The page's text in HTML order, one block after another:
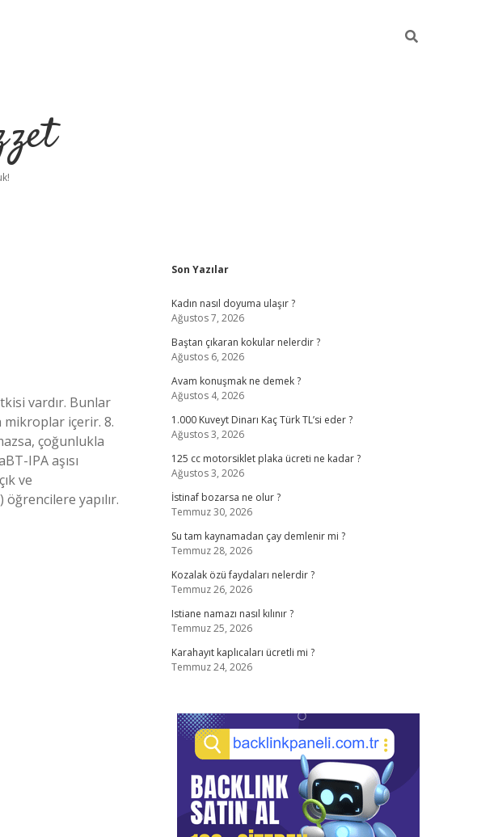
vardır. Bunlar
mikroplar içerir. 8.
çoğunlukla
IPA aşısı
ve
yapılır.
Sidebar
Son Yazılar
Kadın nasıl doyuma ulaşır ?
Ağustos 7, 2026
Baştan çıkaran kokular nelerdir ?
Ağustos 6, 2026
Avam konuşmak ne demek ?
Ağustos 4, 2026
1.000 Kuveyt Dinarı Kaç Türk TL’si eder ?
Ağustos 3, 2026
125 cc motorsiklet plaka ücreti ne kadar ?
Ağustos 3, 2026
İstinaf bozarsa ne olur ?
Temmuz 30, 2026
Su tam kaynamadan çay demlenir mi ?
Temmuz 28, 2026
Kozalak özü faydaları nelerdir ?
Temmuz 26, 2026
Istiane namazı nasıl kılınır ?
Temmuz 25, 2026
Karahayıt kaplıcaları ücretli mi ?
Temmuz 24, 2026